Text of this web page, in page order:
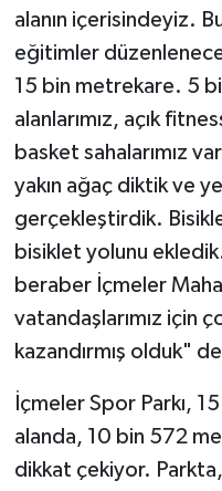
alanın içerisindeyiz.
eğitimler
15 bin metrekare. 5
alanlarımız, açık
basket sahalarımız
yakın ağaç diktik ve
gerçekleştirdik.
bisiklet yolunu
beraber İçmeler
vatandaşlarımız için
kazandırmış olduk"
İçmeler Spor Parkı,
alanda, 10 bin 572
dikkat çekiyor.